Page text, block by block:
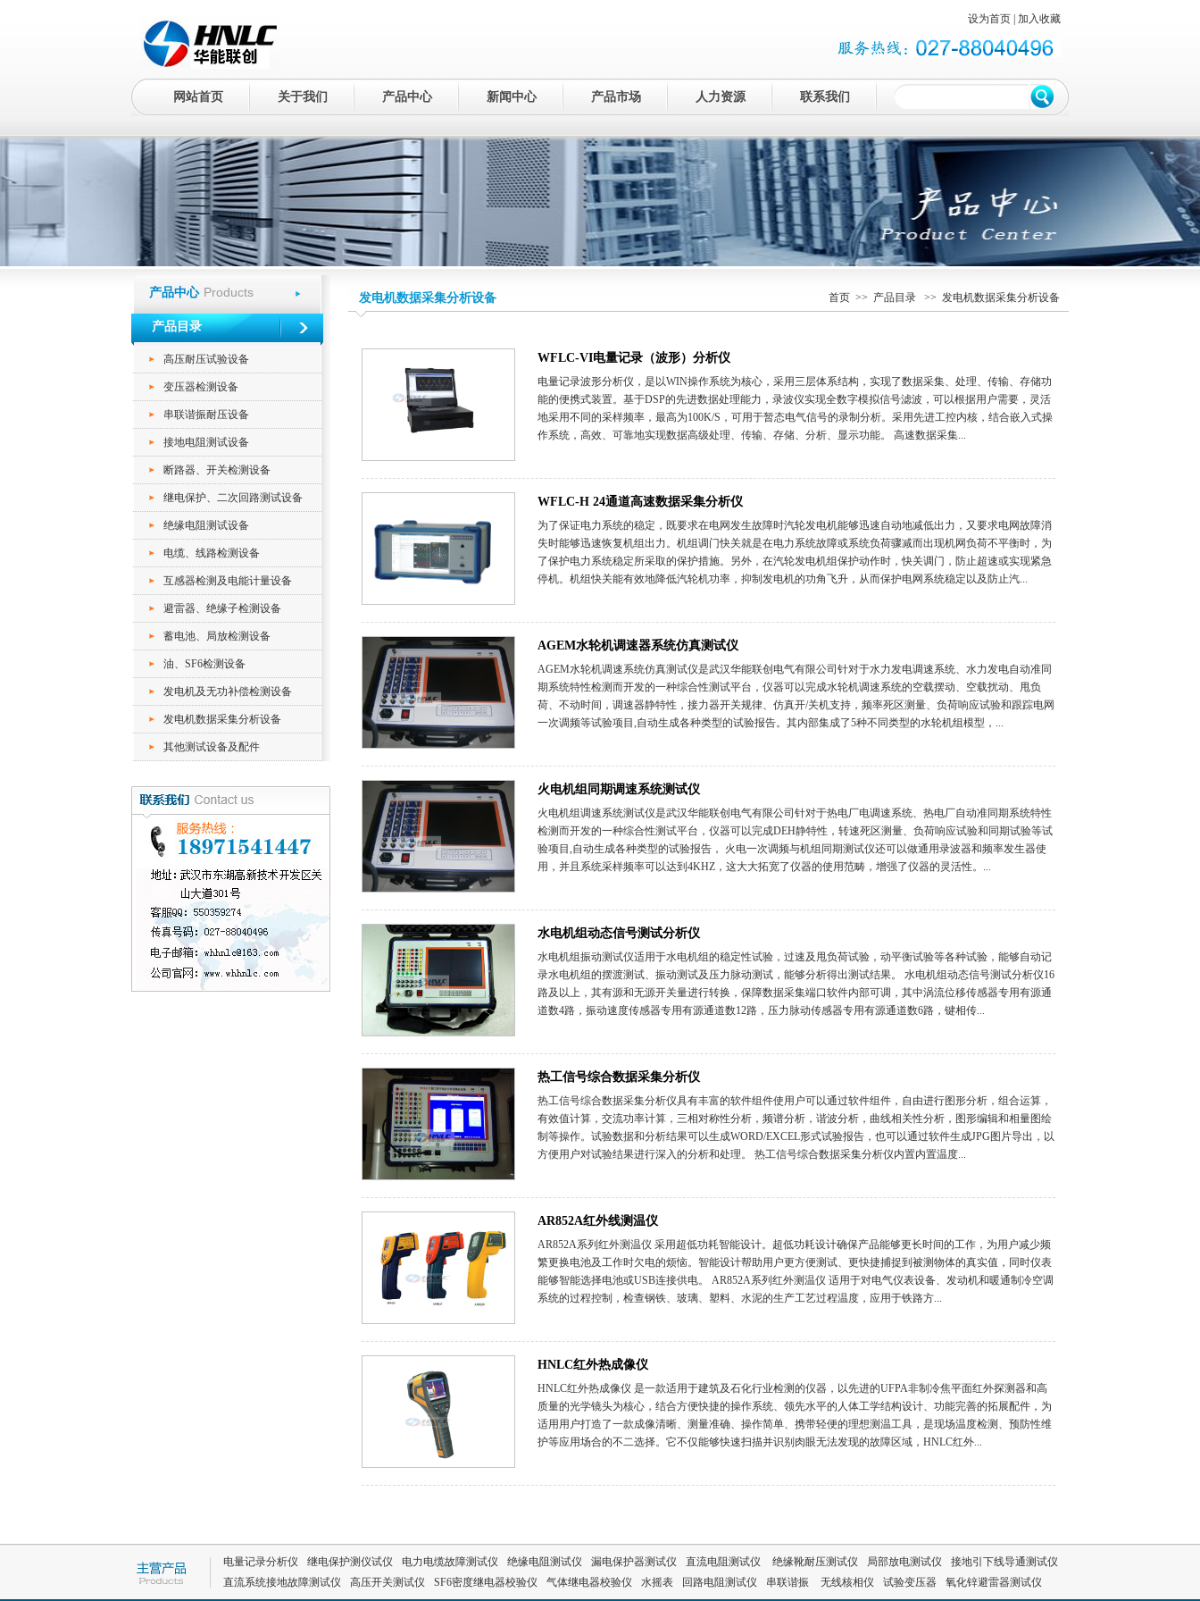
设为首页 加入收藏
网站首页 关于我们 产品中心 新闻中心 产品市场 人力资源 联系我们
产品中心 Products
产品目录
高压耐压试验设备
变压器检测设备
串联谐振耐压设备
接地电阻测试设备
断路器、开关检测设备
继电保护、二次回路测试设备
绝缘电阻测试设备
电缆、线路检测设备
互感器检测及电能计量设备
避雷器、绝缘子检测设备
蓄电池、局放检测设备
油、SF6检测设备
发电机及无功补偿检测设备
发电机数据采集分析设备
其他测试设备及配件
首页 >> 产品目录 >> 发电机数据采集分析设备
发电机数据采集分析设备
WFLC-VI电量记录（波形）分析仪
电量记录波形分析仪，是以WIN操作系统为核心，采用三层体系结构，实现了数据采集、处理、传输、存储功
能的便携式装置。基于DSP的先进数据处理能力，录波仪实现全数字模拟信号滤波，可以根据用户需要，灵活
地采用不同的采样频率，最高为100K/S，可用于暂态电气信号的录制分析。采用先进工控内核，结合嵌入式操
作系统，高效、可靠地实现数据高级处理、传输、存储、分析、显示功能。 高速数据采集...
WFLC-H 24通道高速数据采集分析仪
为了保证电力系统的稳定，既要求在电网发生故障时汽轮发电机能够迅速自动地减低出力，又要求电网故障消
失时能够迅速恢复机组出力。机组调门快关就是在电力系统故障或系统负荷骤减而出现机网负荷不平衡时，为
了保护电力系统稳定所采取的保护措施。另外，在汽轮发电机组保护动作时，快关调门，防止超速或实现紧急
停机。机组快关能有效地降低汽轮机功率，抑制发电机的功角飞升，从而保护电网系统稳定以及防止汽...
AGEM水轮机调速器系统仿真测试仪
AGEM水轮机调速系统仿真测试仪是武汉华能联创电气有限公司针对于水力发电调速系统、水力发电自动准同
期系统特性检测而开发的一种综合性测试平台，仪器可以完成水轮机调速系统的空载摆动、空载扰动、甩负
荷、不动时间，调速器静特性，接力器开关规律、仿真开/关机支持，频率死区测量、负荷响应试验和跟踪电网
一次调频等试验项目,自动生成各种类型的试验报告。其内部集成了5种不同类型的水轮机组模型，...
火电机组同期调速系统测试仪
火电机组调速系统测试仪是武汉华能联创电气有限公司针对于热电厂电调速系统、热电厂自动准同期系统特性
检测而开发的一种综合性测试平台，仪器可以完成DEH静特性，转速死区测量、负荷响应试验和同期试验等试
验项目,自动生成各种类型的试验报告， 火电一次调频与机组同期测试仪还可以做通用录波器和频率发生器使
用，并且系统采样频率可以达到4KHZ，这大大拓宽了仪器的使用范畴，增强了仪器的灵活性。...
水电机组动态信号测试分析仪
水电机组振动测试仪适用于水电机组的稳定性试验，过速及甩负荷试验，动平衡试验等各种试验，能够自动记
录水电机组的摆渡测试、振动测试及压力脉动测试，能够分析得出测试结果。 水电机组动态信号测试分析仪16
路及以上，其有源和无源开关量进行转换，保障数据采集端口软件内部可调，其中涡流位移传感器专用有源通
道数4路，振动速度传感器专用有源通道数12路，压力脉动传感器专用有源通道数6路，键相传...
热工信号综合数据采集分析仪
热工信号综合数据采集分析仪具有丰富的软件组件使用户可以通过软件组件，自由进行图形分析，组合运算，
有效值计算，交流功率计算，三相对称性分析，频谱分析，谐波分析，曲线相关性分析，图形编辑和相量图绘
制等操作。试验数据和分析结果可以生成WORD/EXCEL形式试验报告，也可以通过软件生成JPG图片导出，以
方便用户对试验结果进行深入的分析和处理。 热工信号综合数据采集分析仪内置内置温度...
AR852A红外线测温仪
AR852A系列红外测温仪 采用超低功耗智能设计。超低功耗设计确保产品能够更长时间的工作，为用户减少频
繁更换电池及工作时欠电的烦恼。智能设计帮助用户更方便测试、更快捷捕捉到被测物体的真实值，同时仪表
能够智能选择电池或USB连接供电。 AR852A系列红外测温仪 适用于对电气仪表设备、发动机和暖通制冷空调
系统的过程控制，检查钢铁、玻璃、塑料、水泥的生产工艺过程温度，应用于铁路方...
HNLC红外热成像仪
HNLC红外热成像仪 是一款适用于建筑及石化行业检测的仪器，以先进的UFPA非制冷焦平面红外探测器和高
质量的光学镜头为核心，结合方便快捷的操作系统、领先水平的人体工学结构设计、功能完善的拓展配件，为
适用用户打造了一款成像清晰、测量准确、操作简单、携带轻便的理想测温工具，是现场温度检测、预防性维
护等应用场合的不二选择。它不仅能够快速扫描并识别肉眼无法发现的故障区域，HNLC红外...
电量记录分析仪 继电保护测仪试仪 电力电缆故障测试仪 绝缘电阻测试仪 漏电保护器测试仪 直流电阻测试仪 绝缘靴耐压测试仪 局部放电测试仪
接地引下线导通测试仪
直流系统接地故障测试仪
高压开关测试仪 SF6密度继电器校验仪 气体继电器校验仪 水摇表 回路电阻测试仪 串联谐振 无线核相仪 试验变压器 氧化锌避雷器测试仪